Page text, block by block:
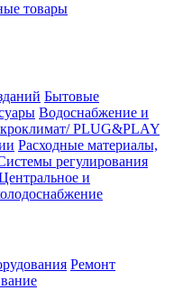
товары
Бытовые
Водоснабжение и
PLUG&PLAY
Расходные материалы,
регулирования
и
Ремонт